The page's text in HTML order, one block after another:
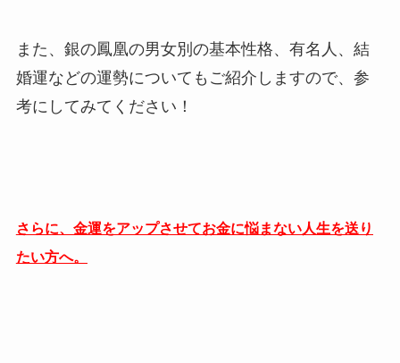
また、銀の鳳凰の男女別の基本性格、有名人、結
婚運などの運勢についてもご紹介しますので、参
考にしてみてください！
さらに、金運をアップさせてお金に悩まない人生を送り
たい方へ。